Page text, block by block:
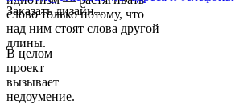
слово только потому, что
над ним стоят слова другой
длины.
В целом
проект
вызывает
недоумение.
Заказать дизайн...